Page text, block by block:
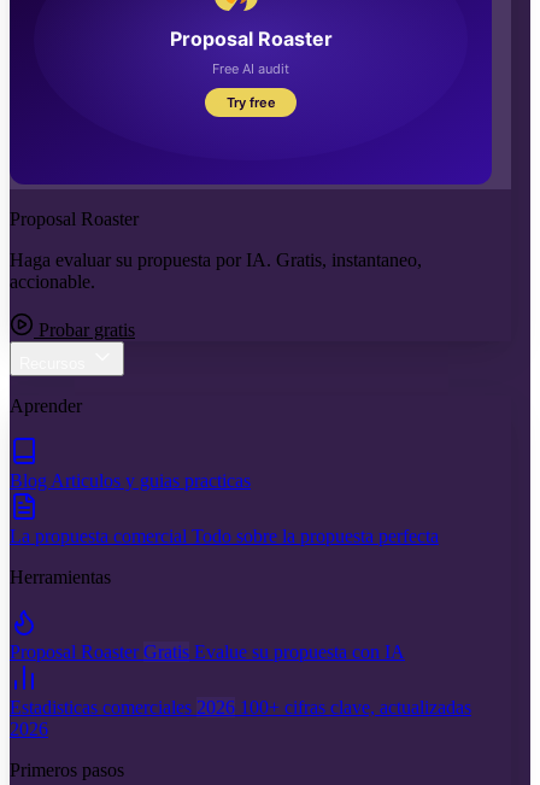
Proposal Roaster
Haga evaluar su propuesta por IA. Gratis, instantaneo,
accionable.
Probar gratis
Aprender
Blog Articulos y guias practicas
La propuesta comercial Todo sobre la propuesta perfecta
Herramientas
Proposal RoasterGratis Evalue su propuesta con IA
Estadisticas comerciales 2026 100+ cifras clave, actualizadas
2026
Primeros pasos